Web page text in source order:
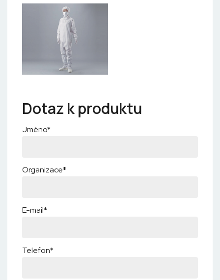
Dotaz k produktu
Jméno*
Organizace*
E-mail*
Telefon*